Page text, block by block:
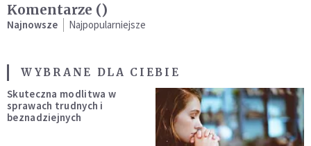
Komentarze ()
Najnowsze Najpopularniejsze
WYBRANE DLA CIEBIE
Skuteczna modlitwa w
sprawach trudnych i
beznadziejnych